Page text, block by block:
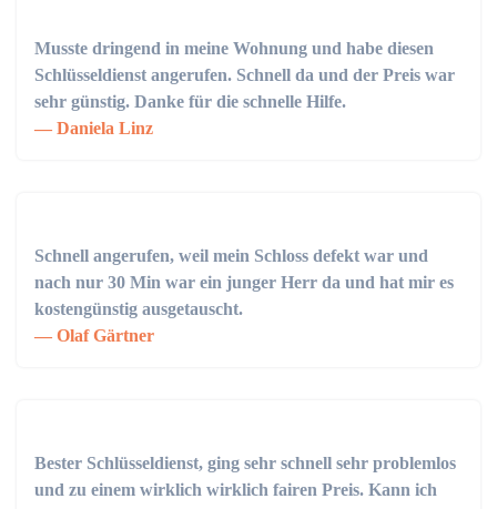
Musste dringend in meine Wohnung und habe diesen
Schlüsseldienst angerufen. Schnell da und der Preis war
sehr günstig. Danke für die schnelle Hilfe.
Daniela Linz
Schnell angerufen, weil mein Schloss defekt war und
nach nur 30 Min war ein junger Herr da und hat mir es
kostengünstig ausgetauscht.
Olaf Gärtner
Bester Schlüsseldienst, ging sehr schnell sehr problemlos
und zu einem wirklich wirklich fairen Preis. Kann ich